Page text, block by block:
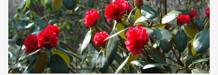
2024
2023
2022